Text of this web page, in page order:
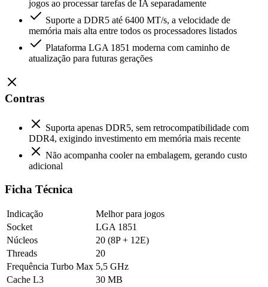
jogos ao processar tarefas de IA separadamente
Suporte a DDR5 até 6400 MT/s, a velocidade de
memória mais alta entre todos os processadores listados
Plataforma LGA 1851 moderna com caminho de
atualização para futuras gerações
Contras
Suporta apenas DDR5, sem retrocompatibilidade com
DDR4, exigindo investimento em memória mais recente
Não acompanha cooler na embalagem, gerando custo
adicional
Ficha Técnica
Indicação
Melhor para jogos
Socket
LGA 1851
Núcleos
20 (8P + 12E)
Threads
20
Frequência Turbo Max 5,5 GHz
Cache L3
30 MB